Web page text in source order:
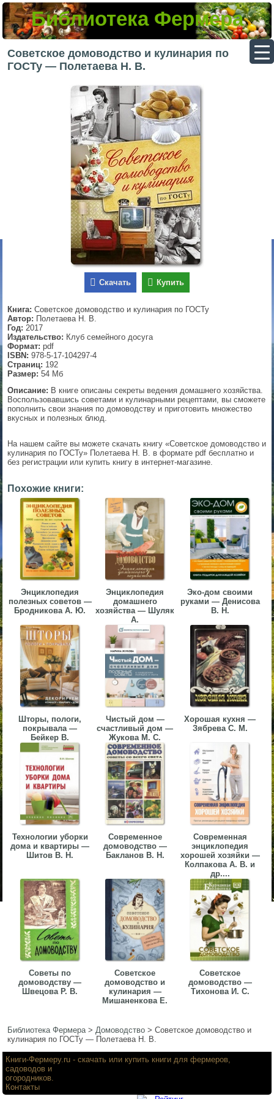
Библиотека Фермера
Советское домоводство и кулинария по
ГОСТу — Полетаева Н. В.
Скачать Купить
Книга: Советское домоводство и кулинария по ГОСТу
Автор: Полетаева Н. В.
Год: 2017
Издательство: Клуб семейного досуга
Формат: pdf
ISBN: 978-5-17-104297-4
Страниц: 192
Размер: 54 Мб
Описание: В книге описаны секреты ведения домашнего хозяйства.
Воспользовавшись советами и кулинарными рецептами, вы сможете
пополнить свои знания по домоводству и приготовить множество
вкусных и полезных блюд.
На нашем сайте вы можете скачать книгу «Советское домоводство и
кулинария по ГОСТу» Полетаева Н. В. в формате pdf бесплатно и
без регистрации или купить книгу в интернет-магазине.
Похожие книги:
Энциклопедия
полезных советов —
Бродникова А. Ю.
Энциклопедия
домашнего
хозяйства — Шуляк
А.
Эко-дом своими
руками — Денисова
В. Н.
Шторы, пологи,
покрывала —
Бейкер В.
Чистый дом —
счастливый дом —
Жукова М. С.
Хорошая кухня —
Зябрева С. М.
Технологии уборки
дома и квартиры —
Шитов В. Н.
Современное
домоводство —
Бакланов В. Н.
Современная
энциклопедия
хорошей хозяйки —
Колпакова А. В. и
др....
Советы по
домоводству —
Швецова Р. В.
Советское
домоводство и
кулинария —
Мишаненкова Е.
Советское
домоводство —
Тихонова И. С.
Библиотека Фермера>Домоводство >Советское домоводство и
кулинария по ГОСТу — Полетаева Н. В.
▼
▼
▼
▼
▼
▼
▼
Книги-Фермеру.ru - скачать или купить книги для фермеров,
садоводов и
огородников.
Контакты